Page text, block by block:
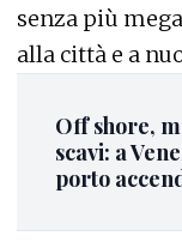
senza più
alla città e a
Off shore,
scavi: a
porto